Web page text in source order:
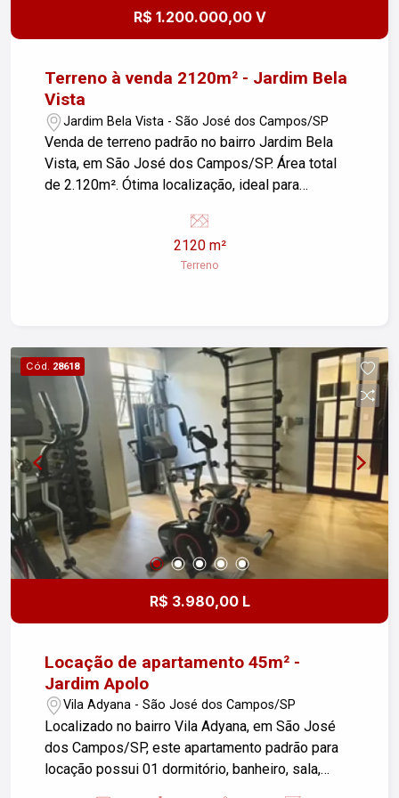
R$ 1.200.000,00 V
Terreno à venda 2120m² - Jardim Bela
Vista
Jardim Bela Vista - São José dos Campos/SP
Venda de terreno padrão no bairro Jardim Bela
Vista, em São José dos Campos/SP. Área total
de 2.120m². Ótima localização, ideal para
2120 m²
Terreno
Cód. 28618
R$ 3.980,00 L
Locação de apartamento 45m² -
Jardim Apolo
Vila Adyana - São José dos Campos/SP
Localizado no bairro Vila Adyana, em São José
dos Campos/SP, este apartamento padrão para
locação possui 01 dormitório, banheiro, sala,